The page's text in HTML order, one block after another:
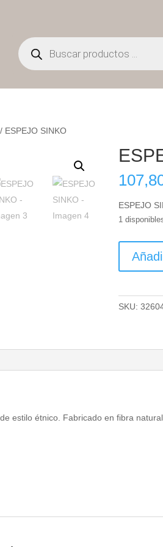
Búsqueda
de
productos
/ ESPEJO SINKO
ESPEJO
1
SINKO
SKU:
estilo étnico. Fabricado en fibra